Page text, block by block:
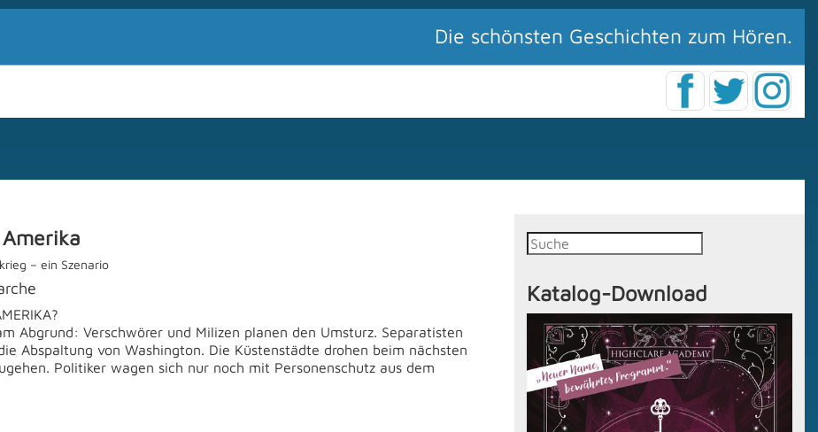
Die schönsten Geschichten zum Hören.
– ein Szenario
Abgrund: Verschwörer und Milizen planen den Umsturz. Separatisten
Abspaltung von Washington. Die Küstenstädte drohen beim nächsten
Politiker wagen sich nur noch mit Personenschutz aus dem
Katalog-Download